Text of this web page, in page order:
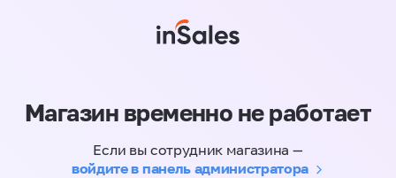
Магазин временно не работает
Если вы сотрудник магазина —
войдите в панель администратора